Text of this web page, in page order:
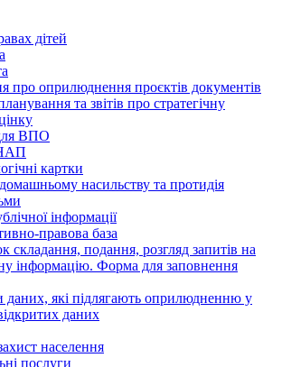
дітей
про оприлюднення проєктів документів
та звітів про стратегічну
ВПО
картки
насильству та протидія
інформації
правова база
складання, подання, розгляд запитів на
інформацію. Форма для заповнення
даних, які підлягають оприлюдненню у
даних
населення
послуги